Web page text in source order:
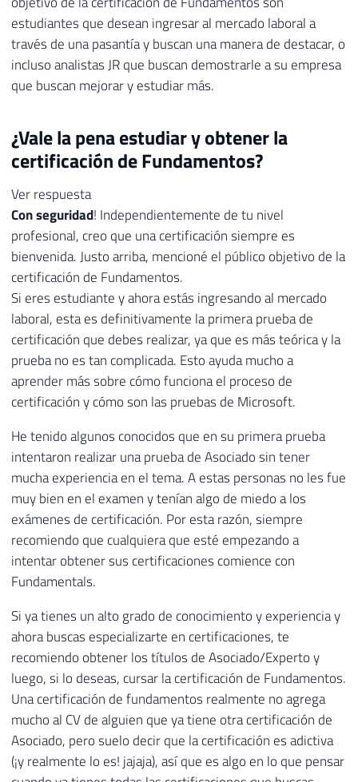
estudiantes que desean ingresar al mercado laboral a
través de una pasantía y buscan una manera de destacar, o
incluso analistas JR que buscan demostrarle a su empresa
que buscan mejorar y estudiar más.
¿Vale la pena estudiar y obtener la
certificación de Fundamentos?
Ver respuesta
Con seguridad! Independientemente de tu nivel
profesional, creo que una certificación siempre es
bienvenida. Justo arriba, mencioné el público objetivo de la
certificación de Fundamentos.
Si eres estudiante y ahora estás ingresando al mercado
laboral, esta es definitivamente la primera prueba de
certificación que debes realizar, ya que es más teórica y la
prueba no es tan complicada. Esto ayuda mucho a
aprender más sobre cómo funciona el proceso de
certificación y cómo son las pruebas de Microsoft.
He tenido algunos conocidos que en su primera prueba
intentaron realizar una prueba de Asociado sin tener
mucha experiencia en el tema. A estas personas no les fue
muy bien en el examen y tenían algo de miedo a los
exámenes de certificación. Por esta razón, siempre
recomiendo que cualquiera que esté empezando a
intentar obtener sus certificaciones comience con
Fundamentals.
Si ya tienes un alto grado de conocimiento y experiencia y
ahora buscas especializarte en certificaciones, te
recomiendo obtener los títulos de Asociado/Experto y
luego, si lo deseas, cursar la certificación de Fundamentos.
Una certificación de fundamentos realmente no agrega
mucho al CV de alguien que ya tiene otra certificación de
Asociado, pero suelo decir que la certificación es adictiva
(¡y realmente lo es! jajaja), así que es algo en lo que pensar